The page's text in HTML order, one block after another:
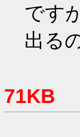
です
出る
71KB